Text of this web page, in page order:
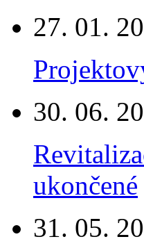
27. 01.
30. 06.
ukončené
31. 05.